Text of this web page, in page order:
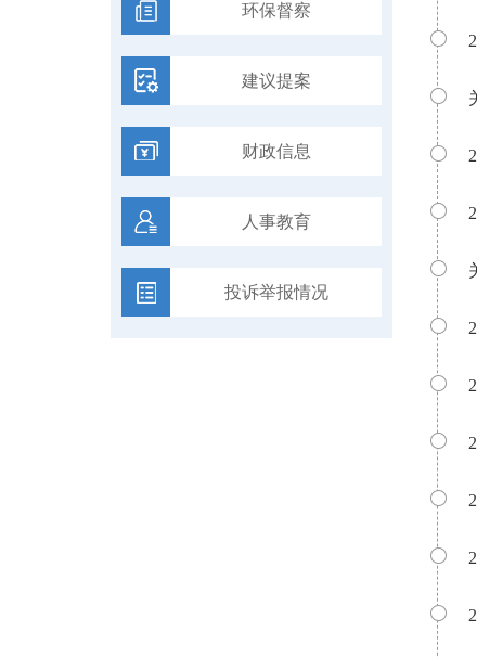
环保督察
建议提案
财政信息
人事教育
投诉举报情况